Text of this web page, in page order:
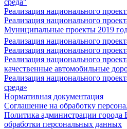
среда"
Реализация национального
Реализация национального
Муниципальные проекты 2019
Реализация национального
Реализация национального
Реализация национального
качественные автомобильные
Реализация национального
среда»
Нормативная документация
Соглашение на обработку
Политика администрации
обработки персональных данных